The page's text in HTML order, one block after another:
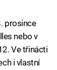
prosince
nebo v
Ve třinácti
i vlastní